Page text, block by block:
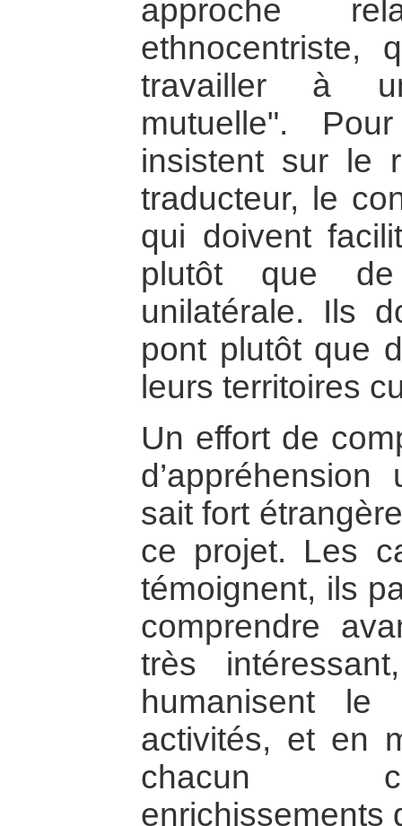
approche
ethnocentriste,
travailler à
mutuelle".
insistent sur le
traducteur, le
qui doivent
plutôt que
unilatérale. Ils
pont plutôt que
leurs territoires
Un effort de
sait fort
ce projet. Les
témoignent, ils
comprendre
très
humanisent le
activités, et en
chacun
enrichissements